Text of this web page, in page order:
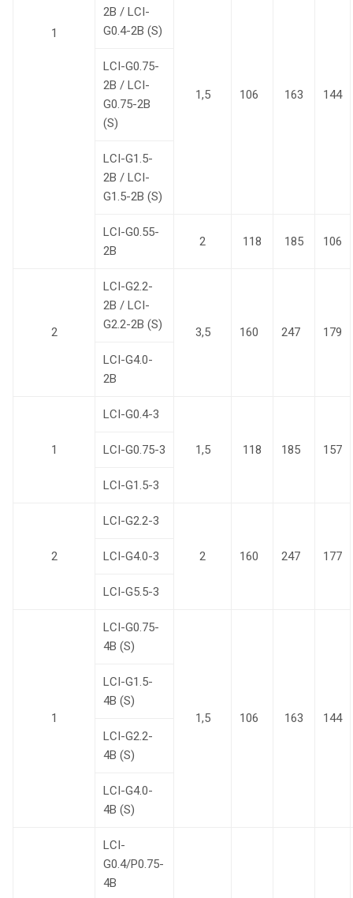
1
2B / LCI-
G0.4-2B (S)
1,5 106 163 144
LCI-G0.75-
2B / LCI-
G0.75-2B
(S)
LCI-G1.5-
2B / LCI-
G1.5-2B (S)
LCI-G0.55-
2B
2 118 185 106
2
LCI-G2.2-
2B / LCI-
G2.2-2B (S)
3,5 160 247
179
LCI-G4.0-
2B
1
LCI-G0.4-3
1,5 118 185 157
LCI-G0.75-3
LCI-G1.5-3
2
LCI-G2.2-3
2 160 247 177
LCI-G4.0-3
LCI-G5.5-3
1
LCI-G0.75-
4B (S)
1,5 106 163 144
LCI-G1.5-
4B (S)
LCI-G2.2-
4B (S)
LCI-G4.0-
4B (S)
LCI-
G0.4/P0.75-
4B